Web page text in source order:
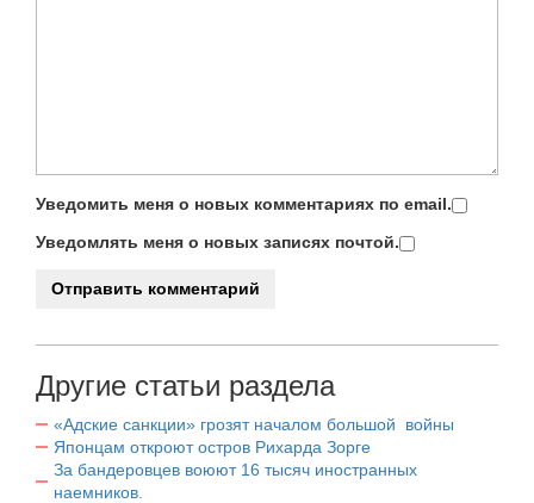
Уведомить меня о новых комментариях по email.
Уведомлять меня о новых записях почтой.
Другие статьи раздела
«Адские санкции» грозят началом большой войны
Японцам откроют остров Рихарда Зорге
За бандеровцев воюют 16 тысяч иностранных
наемников.